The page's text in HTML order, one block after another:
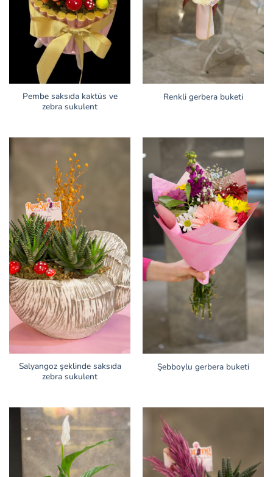
Pembe saksıda kaktüs ve
zebra sukulent
Renkli gerbera buketi
Salyangoz şeklinde saksıda
zebra sukulent
Şebboylu gerbera buketi